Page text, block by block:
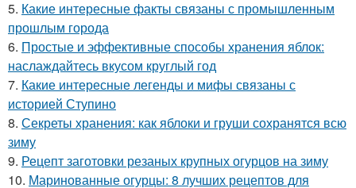
5. Какие интересные факты связаны с промышленным
прошлым города
6. Простые и эффективные способы хранения яблок:
наслаждайтесь вкусом круглый год
7. Какие интересные легенды и мифы связаны с
историей Ступино
8. Секреты хранения: как яблоки и груши сохранятся всю
зиму
9. Рецепт заготовки резаных крупных огурцов на зиму
10. Маринованные огурцы: 8 лучших рецептов для